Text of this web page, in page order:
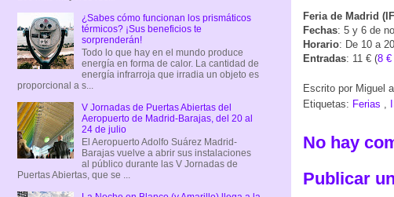
Feria de Madrid
Fechas: 5 y 6 de
Horario: De 10 a
Entradas: 11 € (8 €
Escrito por Miguel
Etiquetas: Ferias ,
No hay
Publicar
¿Sabes cómo funcionan los prismáticos
térmicos? ¡Sus beneficios te
sorprenderán!
Todo lo que hay en el mundo produce
energía en forma de calor. La cantidad de
energía infrarroja que irradia un objeto es
proporcional a s...
V Jornadas de Puertas Abiertas del
Aeropuerto de Madrid-Barajas, del 20 al
24 de julio
El Aeropuerto Adolfo Suárez Madrid-
Barajas vuelve a abrir sus instalaciones
al público durante las V Jornadas de
Puertas Abiertas, que se ...